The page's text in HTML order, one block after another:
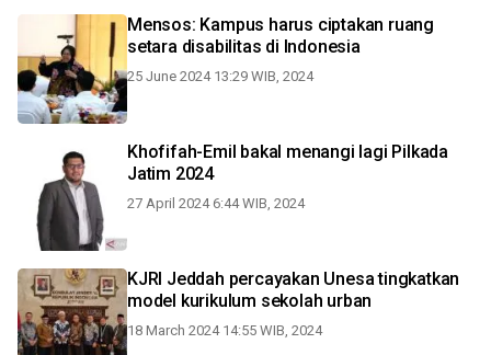
Mensos: Kampus harus ciptakan ruang
setara disabilitas di Indonesia
25 June 2024 13:29 WIB, 2024
Khofifah-Emil bakal menangi lagi Pilkada
Jatim 2024
27 April 2024 6:44 WIB, 2024
KJRI Jeddah percayakan Unesa tingkatkan
model kurikulum sekolah urban
18 March 2024 14:55 WIB, 2024